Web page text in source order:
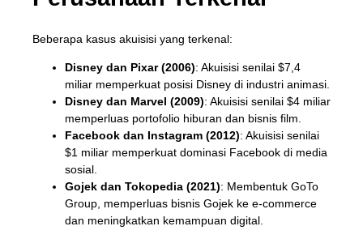
Beberapa kasus akuisisi yang terkenal:
Disney dan Pixar (2006): Akuisisi senilai $7,4
miliar memperkuat posisi Disney di industri animasi.
Disney dan Marvel (2009): Akuisisi senilai $4 miliar
memperluas portofolio hiburan dan bisnis film.
Facebook dan Instagram (2012): Akuisisi senilai
$1 miliar memperkuat dominasi Facebook di media
sosial.
Gojek dan Tokopedia (2021): Membentuk GoTo
Group, memperluas bisnis Gojek ke e-commerce
dan meningkatkan kemampuan digital.